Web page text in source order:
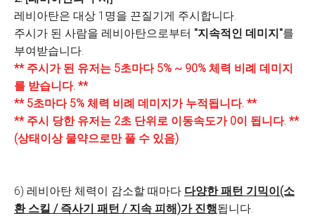
레비아탄은 대상 1명을 끈질기게 주시합니다.
주시가 된 사람을 레비아탄으로부터 "지속적인 데미지"를
부여받습니다.
** 주시가 된 유저는 5초마다 5% ~ 90% 체력 비례 데미지
를 받습니다. **
** 5초마다 5% 체력 비례 데미지가 누적됩니다. **
** 주시 당한 유저는 2초 단위로 이동속도가 0이 됩니다. **
(상태이상 물약으로만 풀 수 있음)
6) 레비아탄 체력이 감소할 때마다 다양한 패턴 기믹이(소
환 스킬 / 즉사기 패턴 / 지속 피해)가 진행됩니다.